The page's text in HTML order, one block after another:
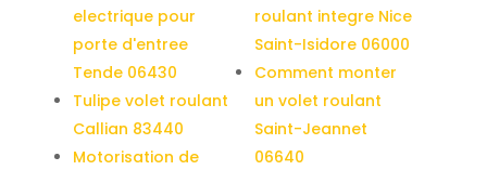
electrique pour
porte d'entree
Tende 06430
Tulipe volet roulant
Callian 83440
Motorisation de
roulant integre Nice
Saint-Isidore 06000
Comment monter
un volet roulant
Saint-Jeannet
06640